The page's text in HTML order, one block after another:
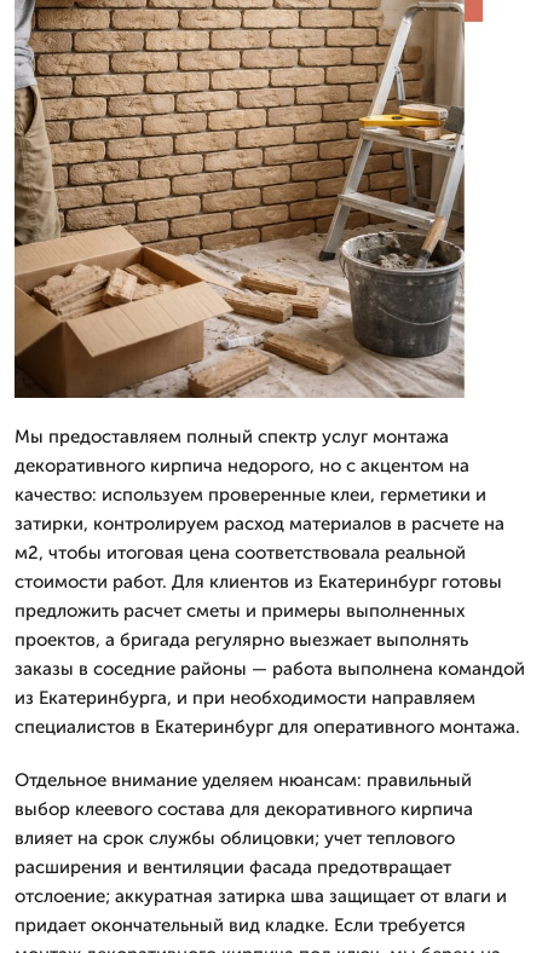
Мы предоставляем полный спектр услуг монтажа
декоративного кирпича недорого, но с акцентом на
качество: используем проверенные клеи, герметики и
затирки, контролируем расход материалов в расчете на
м2, чтобы итоговая цена соответствовала реальной
стоимости работ. Для клиентов из Екатеринбург готовы
предложить расчет сметы и примеры выполненных
проектов, а бригада регулярно выезжает выполнять
заказы в соседние районы — работа выполнена командой
из Екатеринбурга, и при необходимости направляем
специалистов в Екатеринбург для оперативного монтажа.
Отдельное внимание уделяем нюансам: правильный
выбор клеевого состава для декоративного кирпича
влияет на срок службы облицовки; учет теплового
расширения и вентиляции фасада предотвращает
отслоение; аккуратная затирка шва защищает от влаги и
придает окончательный вид кладке. Если требуется